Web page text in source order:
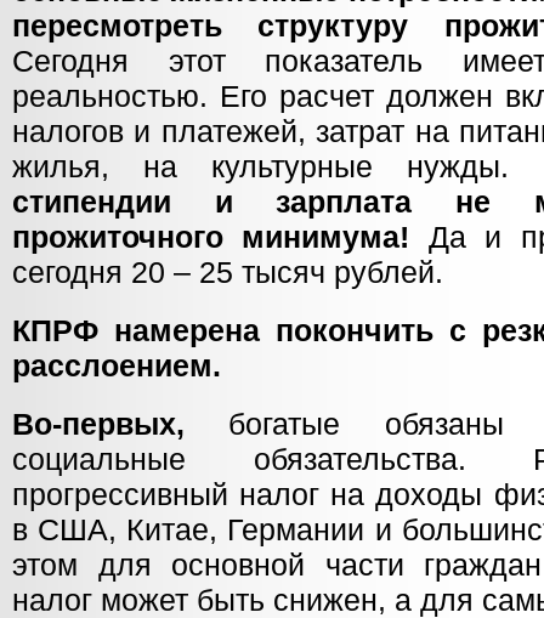
пересмотреть структуру
Сегодня этот показатель
реальностью. Его расчет должен
налогов и платежей, затрат на
жилья, на культурные нужды.
стипендии и зарплата не
прожиточного минимума! Да и
сегодня 20 – 25 тысяч рублей.
КПРФ намерена покончить с
расслоением.
Во-первых, богатые обязаны
социальные обязательства.
прогрессивный налог на доходы
в США, Китае, Германии и
этом для основной части
налог может быть снижен, а для